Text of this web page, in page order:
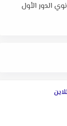
الدور الأول